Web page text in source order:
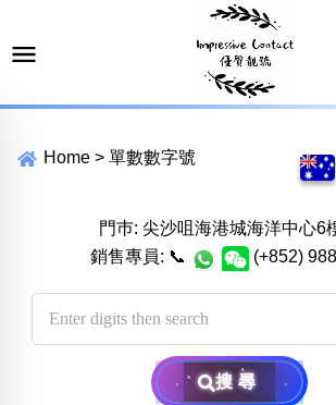
Home > 單數數字號
門巿: 尖沙咀海港城海洋中心6
銷售專員: 📞 (+852)
搜尋